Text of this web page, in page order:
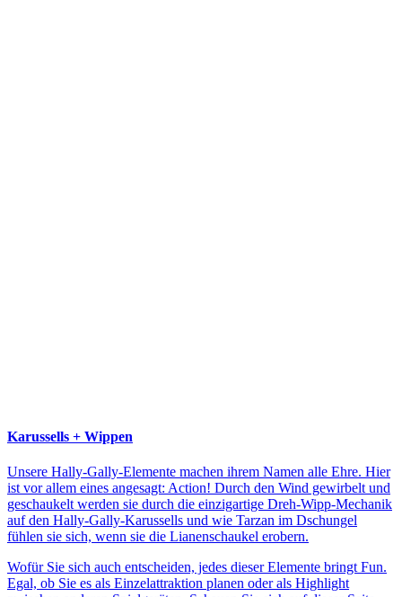
Karussells + Wippen
Unsere Hally-Gally-Elemente machen ihrem Namen alle Ehre. Hier
ist vor allem eines angesagt: Action! Durch den Wind gewirbelt und
geschaukelt werden sie durch die einzigartige Dreh-Wipp-Mechanik
auf den Hally-Gally-Karussells und wie Tarzan im Dschungel
fühlen sie sich, wenn sie die Lianenschaukel erobern.
Wofür Sie sich auch entscheiden, jedes dieser Elemente bringt Fun.
Egal, ob Sie es als Einzelattraktion planen oder als Highlight